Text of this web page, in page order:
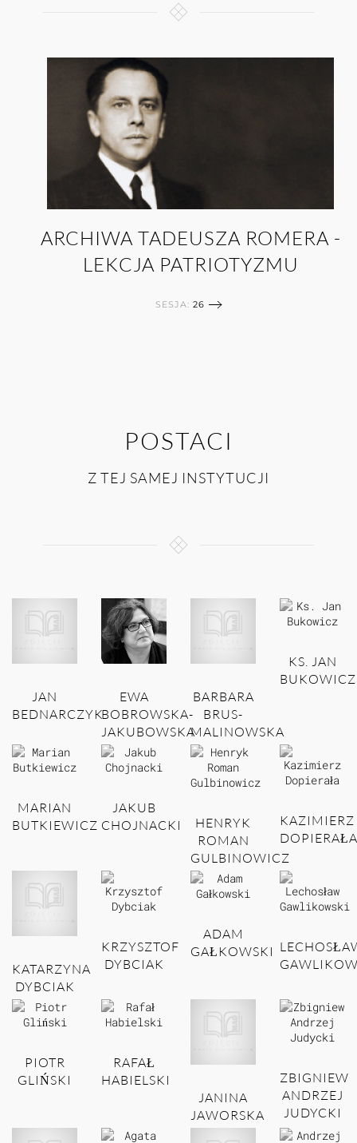
ARCHIWA TADEUSZA ROMERA -
LEKCJA PATRIOTYZMU
SESJA: 26
POSTACI
Z TEJ SAMEJ INSTYTUCJI
JAN
BEDNARCZYK
EWA
BOBROWSKA-
JAKUBOWSKA
BARBARA
BRUS-
MALINOWSKA
KS. JAN
BUKOWICZ
MARIAN
BUTKIEWICZ
JAKUB
CHOJNACKI
HENRYK
ROMAN
GULBINOWICZ
KAZIMIERZ
DOPIERAŁA
KATARZYNA
DYBCIAK
KRZYSZTOF
DYBCIAK
ADAM
GAŁKOWSKI
PIOTR
GLIŃSKI
RAFAŁ
HABIELSKI
JANINA
JAWORSKA
ZBIGNIEW
ANDRZEJ
JUDYCKI